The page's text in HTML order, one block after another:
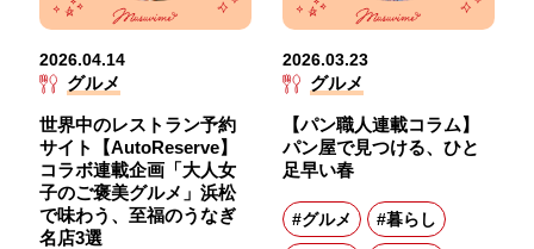
2026.04.14
グルメ
世界中のレストラン予約
サイト【AutoReserve】
コラボ連載企画「大人女
子のご褒美グルメ」浜松
で味わう、至福のうなぎ
名店3選
2026.03.23
グルメ
【パン職人連載コラム】
パン屋で見つける、ひと
足早い春
#グルメ #暮らし